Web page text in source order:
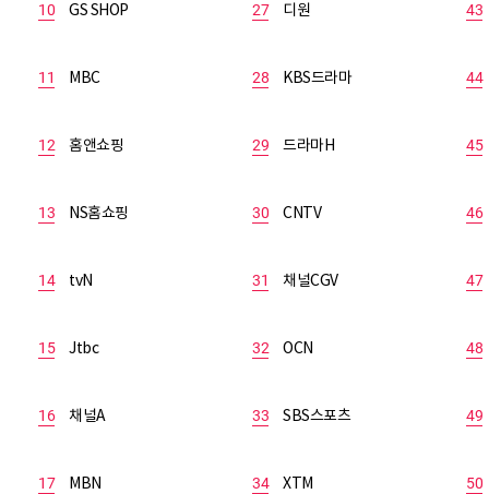
10 GS SHOP
11 MBC
12 홈앤쇼핑
13 NS홈쇼핑
14 tvN
15 Jtbc
16 채널A
17 MBN
27 디원
28 KBS드라마
29 드라마H
30 CNTV
31 채널CGV
32 OCN
33 SBS스포츠
34 XTM
43
44
45
46
47
48
49
50